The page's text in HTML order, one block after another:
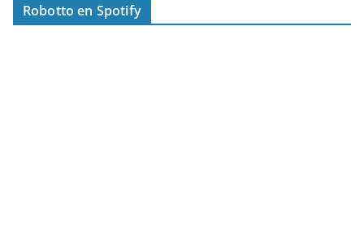
Robotto en Spotify